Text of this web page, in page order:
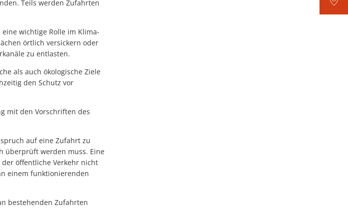
Teils werden Zufahrten
wichtige Rolle im Klima-
örtlich versickern oder
zu entlasten.
als auch ökologische Ziele
den Schutz vor
mit den Vorschriften des
auf eine Zufahrt zu
überprüft werden muss. Eine
öffentliche Verkehr nicht
einem funktionierenden
bestehenden Zufahrten